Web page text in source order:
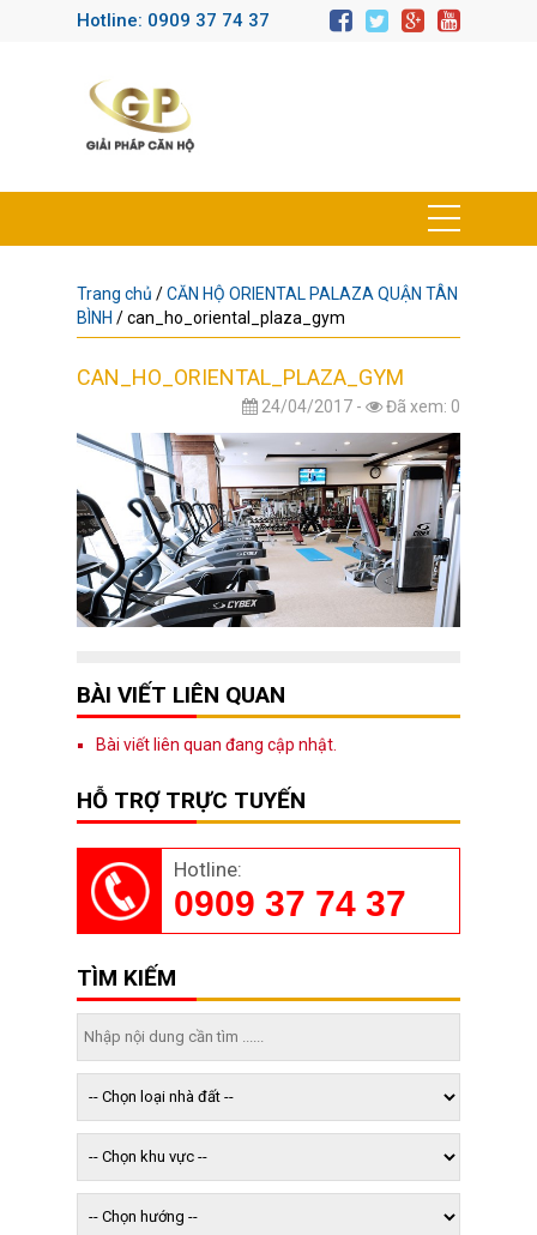
Hotline: 0909 37 74 37
Trang chủ /CĂN HỘ ORIENTAL PALAZA QUẬN TÂN
BÌNH /can_ho_oriental_plaza_gym
CAN_HO_ORIENTAL_PLAZA_GYM
24/04/2017 - Đã xem: 0
BÀI VIẾT LIÊN QUAN
Bài viết liên quan đang cập nhật.
HỖ TRỢ TRỰC TUYẾN
Hotline:
0909 37 74 37
TÌM KIẾM